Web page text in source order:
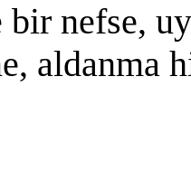
nefse,
aldanma